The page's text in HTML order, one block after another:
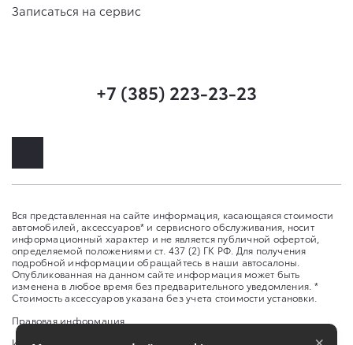
Записаться на сервис
+7 (385) 223-23-23
Вся представленная на сайте информация, касающаяся стоимости
автомобилей, аксессуаров* и сервисного обслуживания, носит
информационный характер и не является публичной офертой,
определяемой положениями ст. 437 (2) ГК РФ. Для получения
подробной информации обращайтесь в наши автосалоны.
Опубликованная на данном сайте информация может быть
изменена в любое время без предварительного уведомления. *
Стоимость аксессуаров указана без учета стоимости установки.
Правовая информация
Изменить настройку cookies